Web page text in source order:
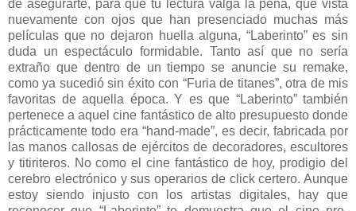
de asegurarte, para que tu lectura valga la pena, que vista
nuevamente con ojos que han presenciado muchas más
películas que no dejaron huella alguna, “Laberinto” es sin
duda un espectáculo formidable. Tanto así que no sería
extraño que dentro de un tiempo se anuncie su remake,
como ya sucedió sin éxito con “Furia de titanes”, otra de mis
favoritas de aquella época. Y es que “Laberinto” también
pertenece a aquel cine fantástico de alto presupuesto donde
prácticamente todo era “hand-made”, es decir, fabricada por
las manos callosas de ejércitos de decoradores, escultores
y titiriteros. No como el cine fantástico de hoy, prodigio del
cerebro electrónico y sus operarios de click certero. Aunque
estoy siendo injusto con los artistas digitales, hay que